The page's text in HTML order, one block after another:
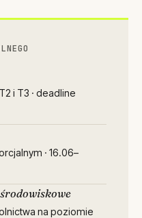
i T3 · deadline
· 16.06–
na poziomie